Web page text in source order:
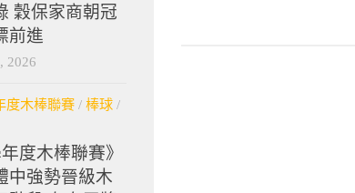
2020-04-24
穀保家商朝冠
前進
2026
度木棒聯賽 / 棒球 /
度木棒聯賽》
中強勢晉級木